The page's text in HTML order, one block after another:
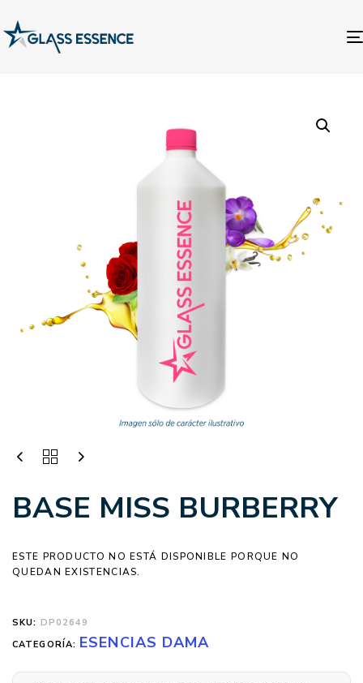
BASE MISS BURBERRY
ESTE PRODUCTO NO ESTÁ DISPONIBLE PORQUE NO
QUEDAN EXISTENCIAS.
SKU: DP02649
CATEGORÍA: ESENCIAS DAMA